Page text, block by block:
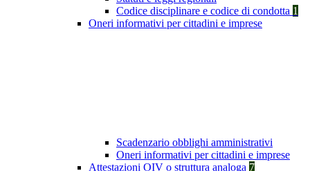
Codice disciplinare e codice di condotta 1
Oneri informativi per cittadini e imprese
Scadenzario obblighi amministrativi
Oneri informativi per cittadini e imprese
Attestazioni OIV o struttura analoga 7